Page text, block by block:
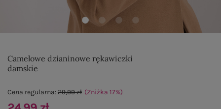
Camelowe dzianinowe rękawiczki
damskie
Cena regularna:29,99 zł (Zniżka 17%)